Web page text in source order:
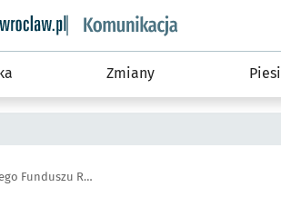
informacyjny wroclaw.pl podserwis:
Zmiany Piesi
Wojewoda dolnośląski czeka na wnioski w ramach Rządowego Funduszu Rozwoju Dróg na 2023 rok